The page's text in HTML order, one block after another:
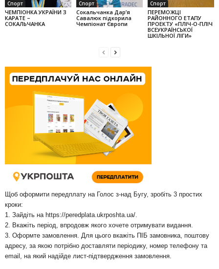
Спорт
ЧЕМПІОНКА УКРАЇНИ З
КАРАТЕ –
СОКАЛЬЧАНКА
Спорт
Сокальчанка Дар’я
Савалюк підкорила
Чемпіонат Європи
Спорт
ПЕРЕМОЖЦІ
РАЙОННОГО ЕТАПУ
ПРОЕКТУ «ПЛІЧ-О-ПЛІЧ
ВСЕУКРАЇНСЬКОЇ
ШКІЛЬНОЇ ЛІГИ»
Щоб оформити передплату на Голос з-над Бугу, зробіть 3 простих
кроки:
1. Зайдіть на https://peredplata.ukrposhta.ua/.
2. Вкажіть період, впродовж якого хочете отримувати видання.
3. Оформте замовлення. Для цього вкажіть ПІБ замовника, поштову
адресу, за якою потрібно доставляти періодику, номер телефону та
email, на який надійде лист-підтвердження замовлення.